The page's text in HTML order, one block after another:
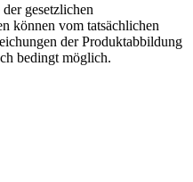
gesetzlichen
können vom tatsächlichen
der Produktabbildung
bedingt möglich.